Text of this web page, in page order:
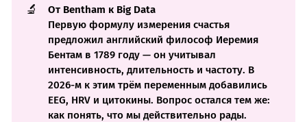
🔬
От Bentham к Big Data
Первую формулу измерения счастья
предложил английский философ Иеремия
Бентам в 1789 году — он учитывал
интенсивность, длительность и частоту. В
2026-м к этим трём переменным добавились
EEG, HRV и цитокины. Вопрос остался тем же:
как понять, что мы действительно рады.